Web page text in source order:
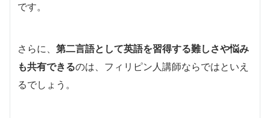
です。
さらに、 第二言語として英語を習得する難しさや悩み
も共有できるのは、フィリピン人講師ならではといえ
るでしょう。